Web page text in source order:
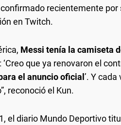
recientemente por
en Twitch.
Messi tenía la camiseta
que ya renovaron el
el anuncio oficial’. Y
reconoció el Kun.
el diario Mundo Deportivo